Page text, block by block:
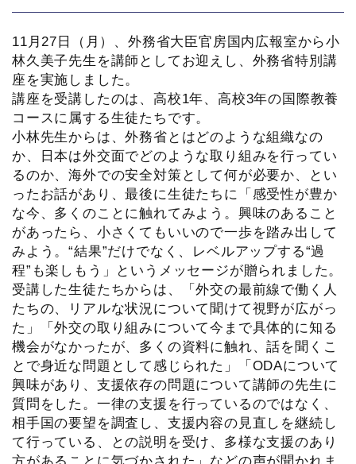
11月27日（月）、外務省大臣官房国内広報室から小
林久美子先生を講師としてお迎えし、外務省特別講
座を実施しました。
講座を受講したのは、高校1年、高校3年の国際教養
コースに属する生徒たちです。
小林先生からは、外務省とはどのような組織なの
か、日本は外交面でどのような取り組みを行ってい
るのか、海外での安全対策として何が必要か、とい
ったお話があり、最後に生徒たちに「感受性が豊か
な今、多くのことに触れてみよう。興味のあること
があったら、小さくてもいいので一歩を踏み出して
みよう。“結果”だけでなく、レベルアップする“過
程”も楽しもう」というメッセージが贈られました。
受講した生徒たちからは、「外交の最前線で働く人
たちの、リアルな状況について聞けて視野が広がっ
た」「外交の取り組みについて今まで具体的に知る
機会がなかったが、多くの資料に触れ、話を聞くこ
とで身近な問題として感じられた」「ODAについて
興味があり、支援依存の問題について講師の先生に
質問をした。一律の支援を行っているのではなく、
相手国の要望を調査し、支援内容の見直しを継続し
て行っている、との説明を受け、多様な支援のあり